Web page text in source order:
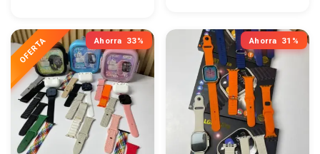
Ahorra 33% Ahorra 31%